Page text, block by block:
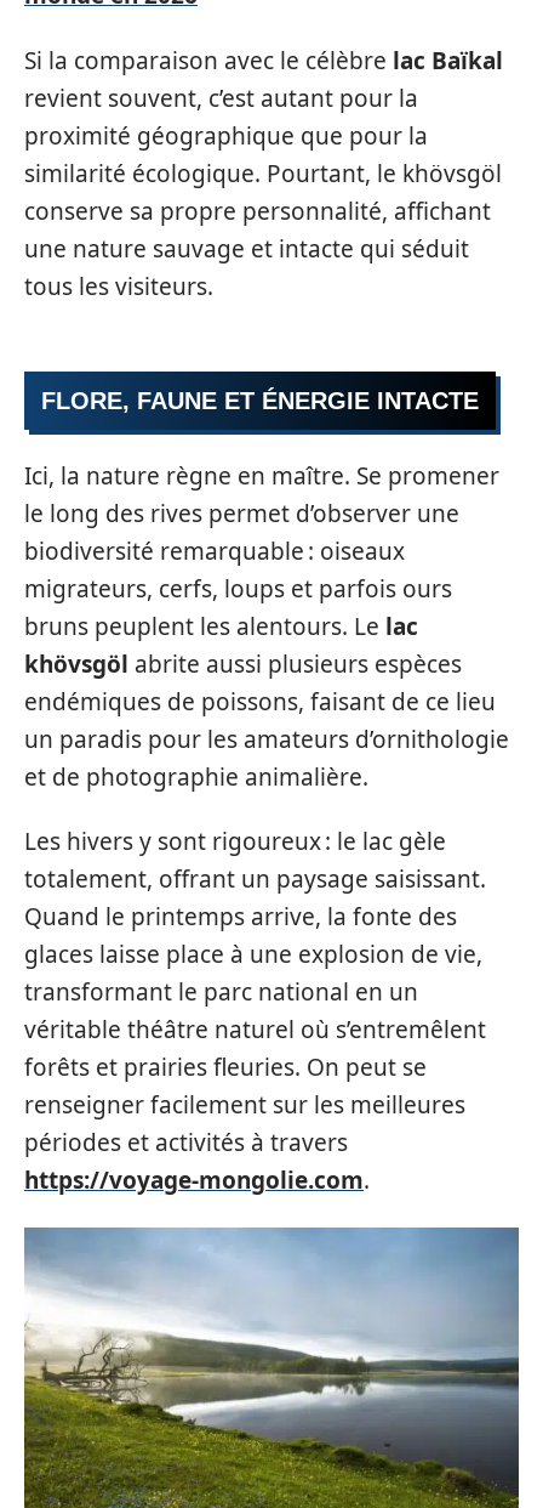
Si la comparaison avec le célèbre lac Baïkal
revient souvent, c’est autant pour la
proximité géographique que pour la
similarité écologique. Pourtant, le khövsgöl
conserve sa propre personnalité, affichant
une nature sauvage et intacte qui séduit
tous les visiteurs.
FLORE, FAUNE ET ÉNERGIE INTACTE
Ici, la nature règne en maître. Se promener
le long des rives permet d’observer une
biodiversité remarquable : oiseaux
migrateurs, cerfs, loups et parfois ours
bruns peuplent les alentours. Le lac
khövsgöl abrite aussi plusieurs espèces
endémiques de poissons, faisant de ce lieu
un paradis pour les amateurs d’ornithologie
et de photographie animalière.
Les hivers y sont rigoureux : le lac gèle
totalement, offrant un paysage saisissant.
Quand le printemps arrive, la fonte des
glaces laisse place à une explosion de vie,
transformant le parc national en un
véritable théâtre naturel où s’entremêlent
forêts et prairies fleuries. On peut se
renseigner facilement sur les meilleures
périodes et activités à travers
https://voyage-mongolie.com.